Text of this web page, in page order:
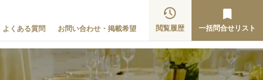
よくある質問 お問い合わせ・掲載希望 閲覧履歴 一括問合せリスト